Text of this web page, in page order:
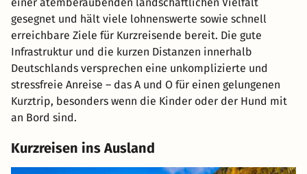
einer atemberaubenden landschaftlichen Vielfalt
gesegnet und hält viele lohnenswerte sowie schnell
erreichbare Ziele für Kurzreisende bereit. Die gute
Infrastruktur und die kurzen Distanzen innerhalb
Deutschlands versprechen eine unkomplizierte und
stressfreie Anreise – das A und O für einen gelungenen
Kurztrip, besonders wenn die Kinder oder der Hund mit
an Bord sind.
Kurzreisen ins Ausland